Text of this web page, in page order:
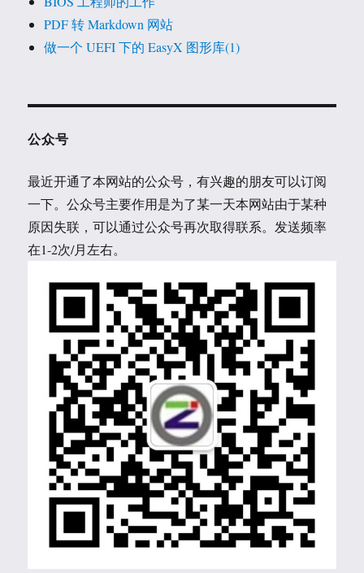
PDF 转 Markdown 网站
做一个 UEFI 下的 EasyX 图形库(1)
公众号
最近开通了本网站的公众号，有兴趣的朋友可以订阅
一下。公众号主要作用是为了某一天本网站由于某种
原因失联，可以通过公众号再次取得联系。发送频率
在1-2次/月左右。